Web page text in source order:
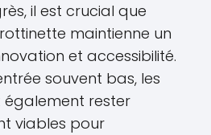
il est crucial que
maintienne un
et accessibilité.
souvent bas, les
rester
viables pour